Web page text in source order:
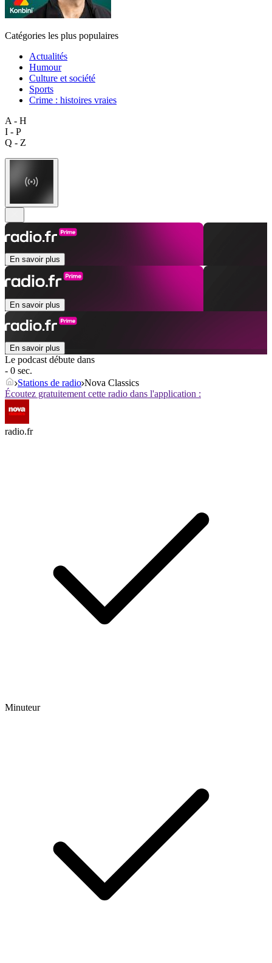
Catégories les plus populaires
Actualités
Humour
Culture et société
Sports
Crime : histoires vraies
A - H
I - P
Q - Z
En savoir plus
En savoir plus
En savoir plus
Le podcast débute dans
- 0 sec.
Stations de radio Nova Classics
Écoutez gratuitement cette radio dans l'application :
radio.fr
Minuteur